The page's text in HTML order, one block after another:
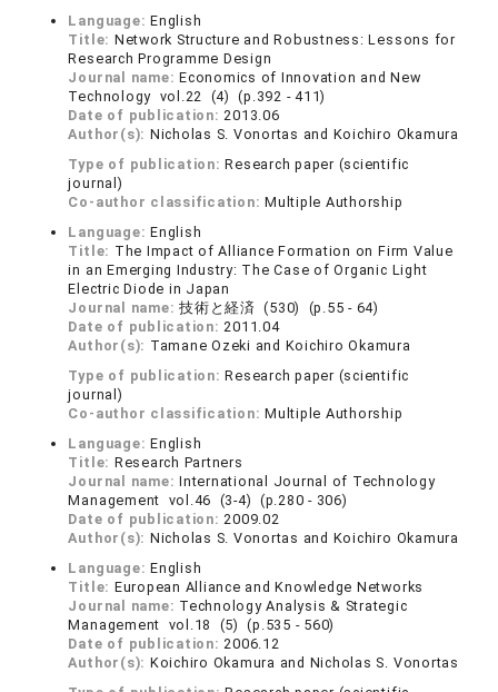
Language:English
Title: Network Structure and Robustness: Lessons for
Research Programme Design
Journal name:Economics of Innovation and New
Technology vol.22 (4) (p.392 - 411)
Date of publication:2013.06
Author(s): Nicholas S. Vonortas and Koichiro Okamura
Type of publication:Research paper (scientific
journal)
Co-author classification:Multiple Authorship
Language:English
Title: The Impact of Alliance Formation on Firm Value
in an Emerging Industry: The Case of Organic Light
Electric Diode in Japan
Journal name:技術と経済 (530) (p.55 - 64)
Date of publication:2011.04
Author(s): Tamane Ozeki and Koichiro Okamura
Type of publication:Research paper (scientific
journal)
Co-author classification:Multiple Authorship
Language:English
Title: Research Partners
Journal name:International Journal of Technology
Management vol.46 (3-4) (p.280 - 306)
Date of publication:2009.02
Author(s): Nicholas S. Vonortas and Koichiro Okamura
Language:English
Title: European Alliance and Knowledge Networks
Journal name: Technology Analysis & Strategic
Management vol.18 (5) (p.535 - 560)
Date of publication:2006.12
Author(s): Koichiro Okamura and Nicholas S. Vonortas